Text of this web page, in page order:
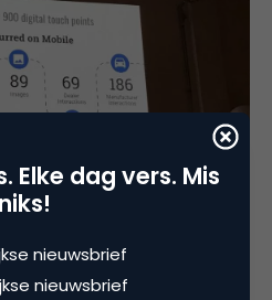
2017Met zo’n 20
Elke dag vers. Mis
niks!
nieuwsbrief
nieuwsbrief